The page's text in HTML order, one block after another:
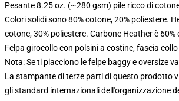
Pesante 8.25 oz. (~280 gsm) pile ricco di
Colori solidi sono 80% cotone, 20% poliestere.
cotone, 30% poliestere. Carbone Heather è 60%
Felpa girocollo con polsini a costine, fascia
Nota: Se ti piacciono le felpe baggy e oversize
La stampante di terze parti di questo prodotto
gli standard internazionali dell'organizzazione